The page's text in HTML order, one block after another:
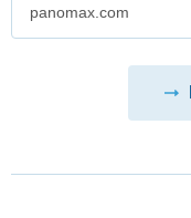
panomax.com